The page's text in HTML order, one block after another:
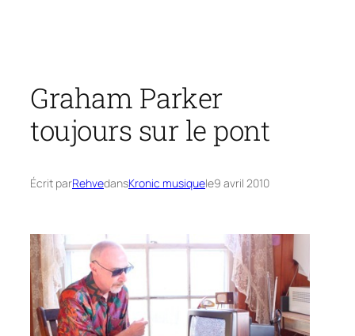
Graham Parker
toujours sur le pont
Écrit parRehvedansKronic musiquele9 avril 2010